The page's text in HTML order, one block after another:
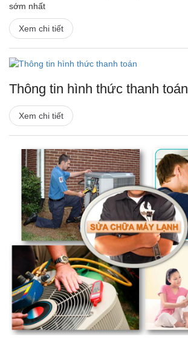
sớm nhất
Xem chi tiết
Thông tin hình thức thanh toán
Xem chi tiết